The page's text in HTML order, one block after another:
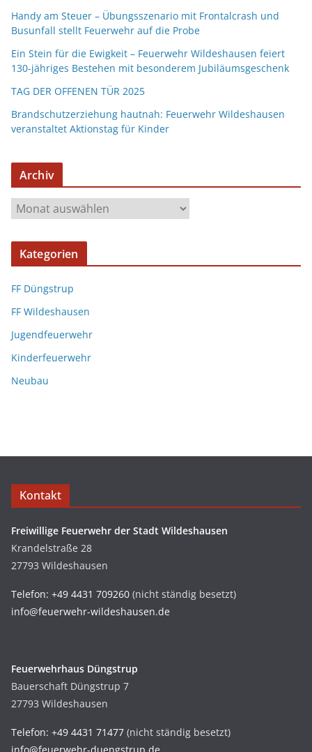
Handy am Steuer – Übungsszenario mit Frontalcrash und
Busunfall stellt Feuerwehr auf die Probe
Ein Stein für die Ewigkeit – Feuerwehr Wildeshausen feiert
130-jähriges Bestehen mit besonderem Jubiläumsgeschenk
TAG DER OFFENEN TÜR 2025
Brandschutzerziehung hautnah: Feuerwehr Wildeshausen
veranstaltet Aktionstag für Kinder
Archiv
Kategorien
FF Düngstrup
FF Wildeshausen
Jugendfeuerwehr
Kinderfeuerwehr
Neubau
Kontakt
Freiwillige Feuerwehr der Stadt Wildeshausen
Krandelstraße 28
27793 Wildeshausen
Telefon: +49 4431 709260 (nicht ständig besetzt)
info@feuerwehr-wildeshausen.de
Feuerwehrhaus Düngstrup
Bauerschaft Düngstrup 7
27793 Wildeshausen
Telefon: +49 4431 71477 (nicht ständig besetzt)